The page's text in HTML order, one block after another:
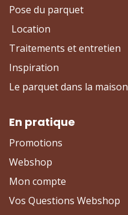
Pose du parquet
Location
Traitements et entretien
Inspiration
Le parquet dans la maison
En pratique
Promotions
Webshop
Mon compte
Vos Questions Webshop